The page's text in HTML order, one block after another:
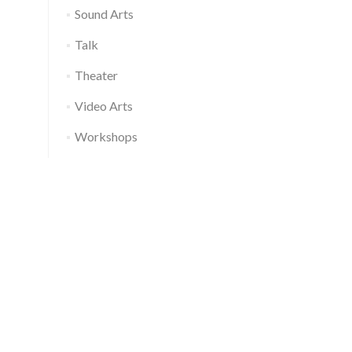
Sound Arts
Talk
Theater
Video Arts
Workshops